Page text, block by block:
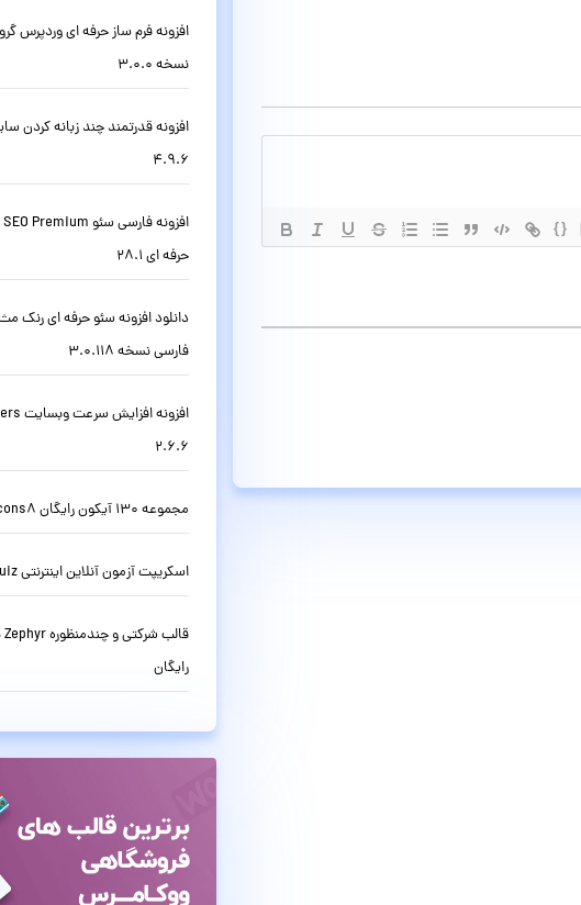
{}
نسخه 3.0.0
4.9.6
حرفه ای 28.1
فارسی نسخه 3.0.118
2.6.6
مجموعه 130 آیکون رایگان Icons8 به صورت SVG
اسکریپت آزمون آنلاین اینترنتی ProQuiz نسخه 2.0.2
رایگان